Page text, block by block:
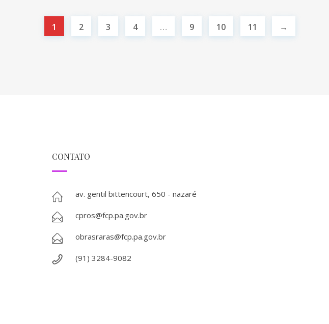
1 2 3 4 … 9 10 11 →
CONTATO
av. gentil bittencourt, 650 - nazaré
cpros@fcp.pa.gov.br
obrasraras@fcp.pa.gov.br
(91) 3284-9082